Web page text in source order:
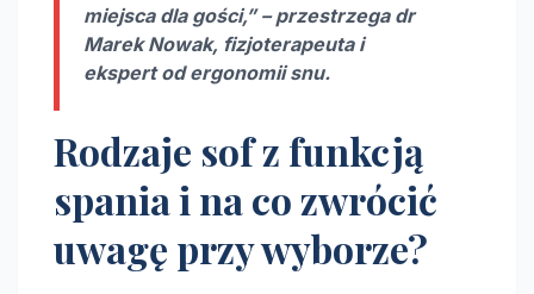
miejsca dla gości,” – przestrzega dr
Marek Nowak, fizjoterapeuta i
ekspert od ergonomii snu.
Rodzaje sof z funkcją
spania i na co zwrócić
uwagę przy wyborze?